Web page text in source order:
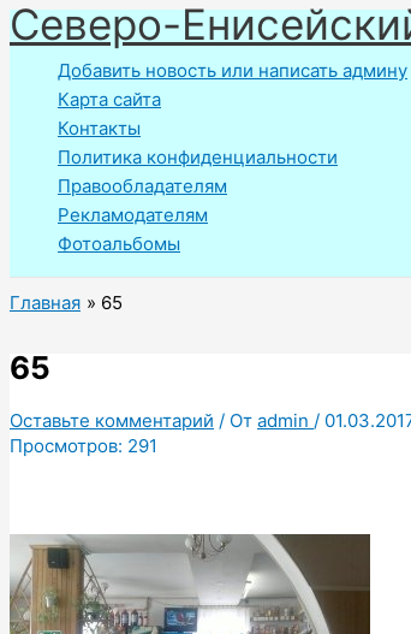
Перейти
к
содержимому
Северо-
Добавить новость или написать админу
Карта сайта
Контакты
Политика конфиденциальности
Правообладателям
Рекламодателям
Фотоальбомы
Главная 65
65
Оставьте комментарий / От admin /
Просмотров: 291